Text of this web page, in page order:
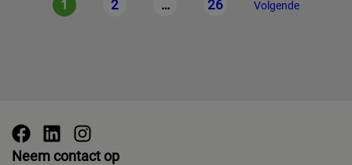
paginering
1 2 … 26 Volgende
Neem contact op